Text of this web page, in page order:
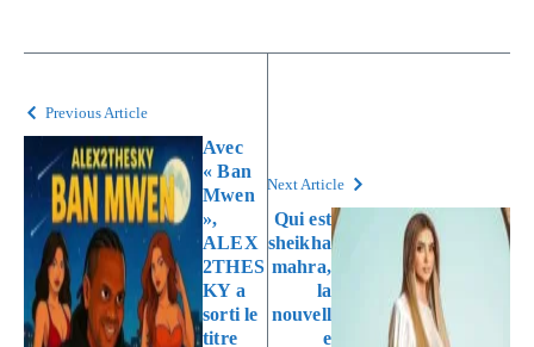
Previous Article
Avec
« Ban
Mwen
»,
ALEX
2THES
KY a
sorti le
titre
Next Article
Qui est
sheikha
mahra,
la
nouvell
e